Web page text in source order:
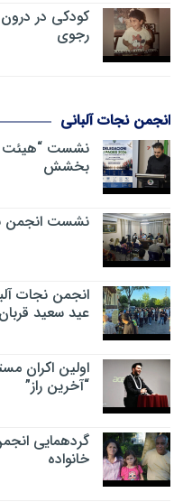
کودکی در
رجوی
انجمن نجات آلبانی
بخشش
نشست انجمن نجات
انجمن نجات
عید سعید قربان
اولین اکران
“آخرین راز”
گردهمایی
خانواده